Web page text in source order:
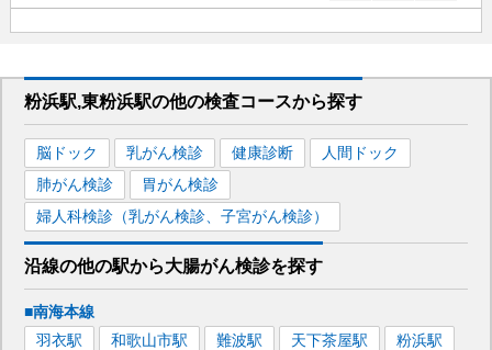
粉浜駅,東粉浜駅の他の検査コースから探す
脳ドック 乳がん検診 健康診断
人間ドック
肺がん検診
胃がん検診
婦人科検診（乳がん検診、子宮がん検診）
沿線の他の駅から大腸がん検診を探す
■南海本線
羽衣駅 和歌山市駅 難波駅 天下茶屋駅 粉浜駅